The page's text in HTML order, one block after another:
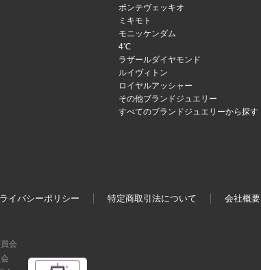
ポンテヴェッキオ
ミキモト
モニッケンダム
4℃
ラザールダイヤモンド
ルイヴィトン
ロイヤルアッシャー
その他ブランドジュエリー
すべてのブランドジュエリーから探す
イバシーポリシー 特定商取引法について 会社概要
会